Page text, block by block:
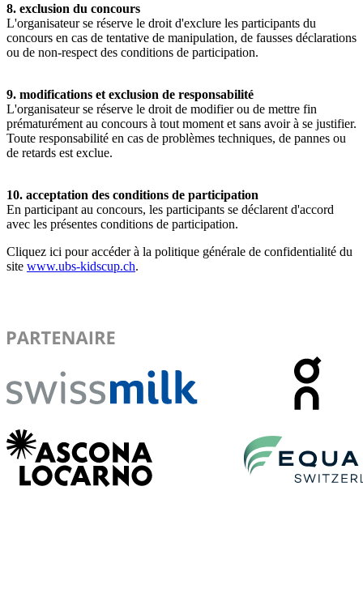
8. exclusion du concours
L'organisateur se réserve le droit d'exclure les participants du
concours en cas de tentative de manipulation, de fausses déclarations
ou de non-respect des conditions de participation.
9. modifications et exclusion de responsabilité
L'organisateur se réserve le droit de modifier ou de mettre fin
prématurément au concours à tout moment et sans avoir à se justifier.
Toute responsabilité en cas de problèmes techniques, de pannes ou
de retards est exclue.
10. acceptation des conditions de participation
En participant au concours, les participants se déclarent d'accord
avec les présentes conditions de participation.
Cliquez ici pour accéder à la politique générale de confidentialité du
site www.ubs-kidscup.ch.